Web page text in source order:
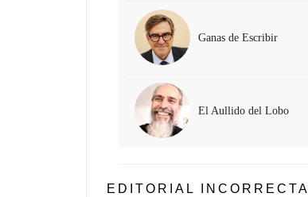
Ganas de Escribir
El Aullido del Lobo
EDITORIAL INCORRECTA